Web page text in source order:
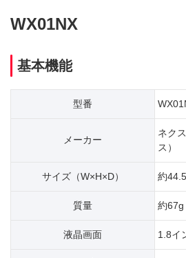
WX01NX
基本機能
型番
メーカー
ネク
ス）
サイズ（W×H×D） 約
質量 約67g
液晶画面 1.8イ